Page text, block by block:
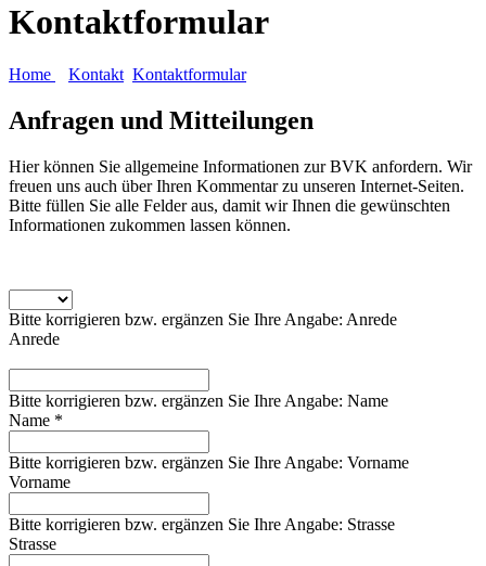
Kontaktformular
Home Kontakt Kontaktformular
Anfragen und Mitteilungen
Hier können Sie allgemeine Informationen zur BVK anfordern. Wir
freuen uns auch über Ihren Kommentar zu unseren Internet-Seiten.
Bitte füllen Sie alle Felder aus, damit wir Ihnen die gewünschten
Informationen zukommen lassen können.
Bitte korrigieren bzw. ergänzen Sie Ihre Angabe: Anrede
Anrede
Bitte korrigieren bzw. ergänzen Sie Ihre Angabe: Name
Name *
Bitte korrigieren bzw. ergänzen Sie Ihre Angabe: Vorname
Vorname
Bitte korrigieren bzw. ergänzen Sie Ihre Angabe: Strasse
Strasse